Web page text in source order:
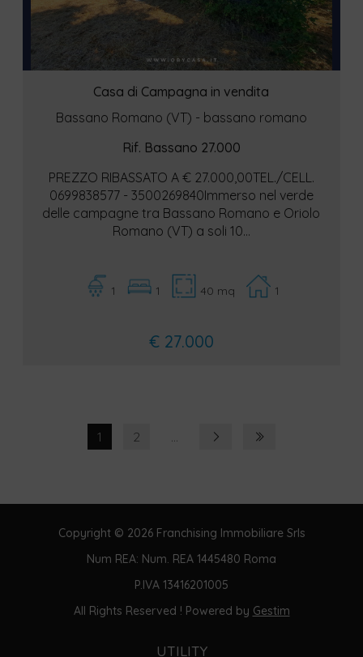
Casa di Campagna in vendita
Bassano Romano (VT) - bassano romano
Rif. Bassano 27.000
PREZZO RIBASSATO A € 27.000,00TEL./CELL.
0699838577 - 3500269840Immerso nel verde
delle campagne tra Bassano Romano e Oriolo
Romano (VT) a soli 10...
1 1 40 mq 1
€ 27.000
1 2 ...
Copyright © 2026 Franchising Immobiliare Srls
Num REA: Num. REA 1445480 Roma
P.IVA 13416201005
All Rights Reserved ! Powered by Gestim
UTILITY